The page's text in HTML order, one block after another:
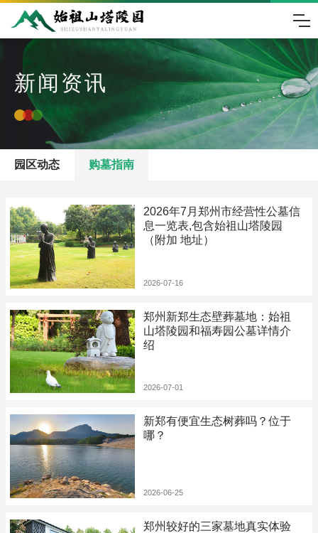
新闻资讯
园区动态 购墓指南
2026年7月郑州市经营性公墓信
息一览表,包含始祖山塔陵园
（附加 地址）
2026-07-16
郑州新郑生态壁葬墓地：始祖
山塔陵园和福寿园公墓详情介
绍
2026-07-01
新郑有便宜生态树葬吗？位于
哪？
2026-06-25
郑州较好的三家墓地真实体验